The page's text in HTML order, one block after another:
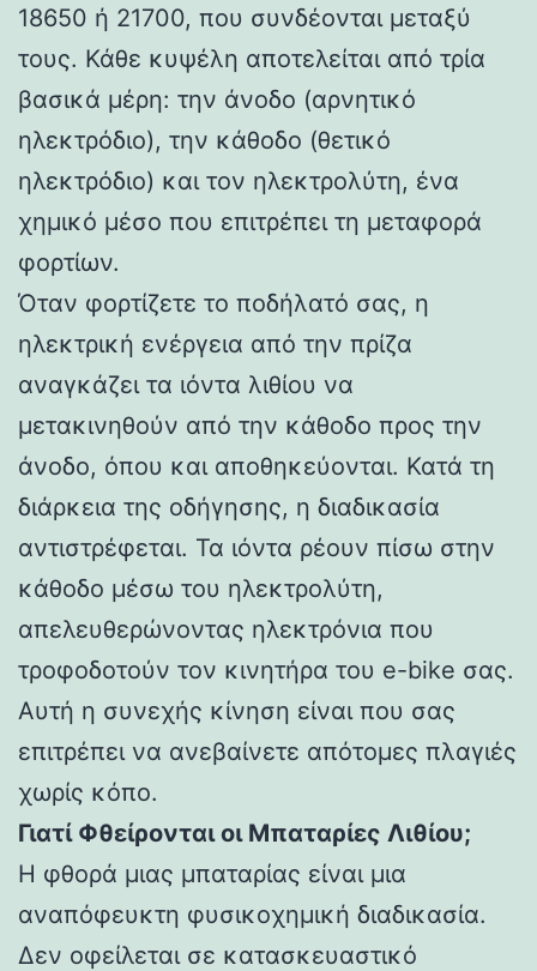
18650 ή 21700, που συνδέονται μεταξύ
τους. Κάθε κυψέλη αποτελείται από τρία
βασικά μέρη: την άνοδο (αρνητικό
ηλεκτρόδιο), την κάθοδο (θετικό
ηλεκτρόδιο) και τον ηλεκτρολύτη, ένα
χημικό μέσο που επιτρέπει τη μεταφορά
φορτίων.
Όταν φορτίζετε το ποδήλατό σας, η
ηλεκτρική ενέργεια από την πρίζα
αναγκάζει τα ιόντα λιθίου να
μετακινηθούν από την κάθοδο προς την
άνοδο, όπου και αποθηκεύονται. Κατά τη
διάρκεια της οδήγησης, η διαδικασία
αντιστρέφεται. Τα ιόντα ρέουν πίσω στην
κάθοδο μέσω του ηλεκτρολύτη,
απελευθερώνοντας ηλεκτρόνια που
τροφοδοτούν τον κινητήρα του e-bike σας.
Αυτή η συνεχής κίνηση είναι που σας
επιτρέπει να ανεβαίνετε απότομες πλαγιές
χωρίς κόπο.
Γιατί Φθείρονται οι Μπαταρίες Λιθίου;
Η φθορά μιας μπαταρίας είναι μια
αναπόφευκτη φυσικοχημική διαδικασία.
Δεν οφείλεται σε κατασκευαστικό